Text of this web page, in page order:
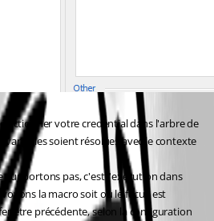
votre credential dans l'arbre de
soient résolues avec le contexte
supportons pas, c'est l'exécution dans
la macro soit où le focus est
précédente, selon la configuration